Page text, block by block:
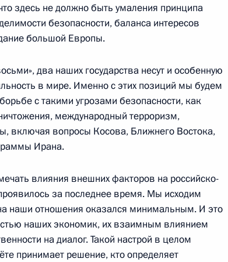
государственных наград
Президента Сергея
Совета
по противодействию
здесь не должно быть умаления принципа
безопасности, баланса интересов
большой Европы.
два наших государства несут и особенную
в мире. Именно с этих позиций мы будем
с такими угрозами безопасности, как
международный терроризм,
включая вопросы Косова, Ближнего Востока,
Ирана.
влияния внешних факторов на российско-
за последнее время. Мы исходим
наши отношения оказался минимальным. И это
наших экономик, их взаимным влиянием
на диалог. Такой настрой в целом
принимает решение, кто определяет